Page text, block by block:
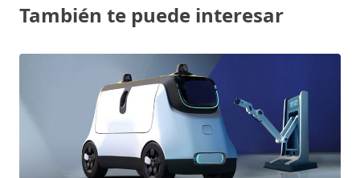
También te puede interesar